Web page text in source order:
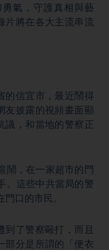
氣，守護真相與藝
片將在各大主流串流
的信宜市，最近鬧得
友披露的視頻畫面顯
議，和當地的警察正
鬧，在一家超市的門
。這些中共當局的警
口的市民。
了警察毆打，而且
部分是所謂的「便衣